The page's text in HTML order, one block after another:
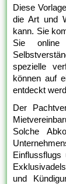
Diese
die Art und
kann. Sie
Sie online
spezielle
können auf
entdeckt
Der
Solche
und